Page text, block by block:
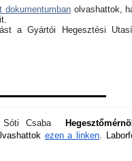
dokumentumbanolvashattok,
a Gyártói Hegesztési
Sóti Csaba
ezen a linken.